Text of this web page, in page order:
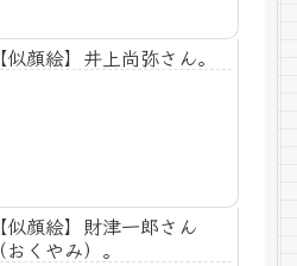
【似顔絵】井上尚弥さん。
【似顔絵】財津一郎さん
（おくやみ）。